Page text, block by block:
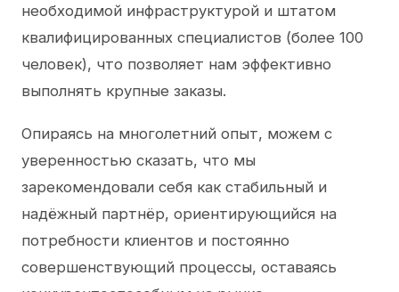
необходимой инфраструктурой и штатом
квалифицированных специалистов (более 100
человек), что позволяет нам эффективно
выполнять крупные заказы.
Опираясь на многолетний опыт, можем с
уверенностью сказать, что мы
зарекомендовали себя как стабильный и
надёжный партнёр, ориентирующийся на
потребности клиентов и постоянно
совершенствующий процессы, оставаясь